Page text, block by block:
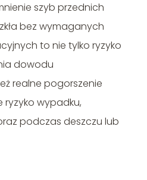
szyb przednich
bez wymaganych
to nie tylko ryzyko
dowodu
realne pogorszenie
ryzyko wypadku,
podczas deszczu lub